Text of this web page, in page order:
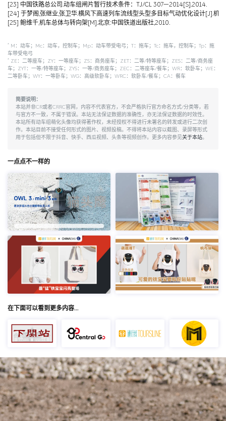
[23] 中国铁路总公司.动车组闸片暂行技术条件：TJ/CL 307—2014[S].2014.
[24] 于梦阁,张继业,张卫华.横风下高速列车流线型头型多目标气动优化设计[J].机
[25] 鲍维千,机车总体与转向架[M].北京:中国铁道出版社,2010.
* M：动车；Mc：动车，控制车；Mp：动车带受电弓；T：拖车；Tc：拖车，控制车；Tp：拖
车带受电弓
* ZE：二等座车；ZY：一等座车；ZS：商务座车；ZET：二等/特等座车；ZES：二等/商务座
车；ZYT：一等/特等座车；ZYS：一等/商务座车；ZEC：二等座车/餐车；WR：软卧车；WE：
二等卧车；WY：一等卧车；WG：高级软卧车；WRC：软卧车/餐车；CA：餐车
简要说明：
本站并非CR或者CRRC官网，内容不代表官方，不会严格执行官方命名方式/分类等，若
与官方不一致，不属于错误。本站无法保证数据的准确性，亦无法保证数据的时效性。
本站所有动车组萌化头像均获得著作权，未经授权不得进行未署名的转发或进行二次创
作。本站目前不接受任何形式的图片、视频投稿。不得将本站内容以截图、录屏等形式
用于包括但不限于抖音、快手、西瓜视频、头条等视频创作。更多内容参见关于本站。
一点点不一样的
在下面可以看到更多内容…